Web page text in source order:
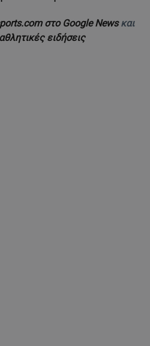
στο Google Newsκαι
αθλητικές ειδήσεις